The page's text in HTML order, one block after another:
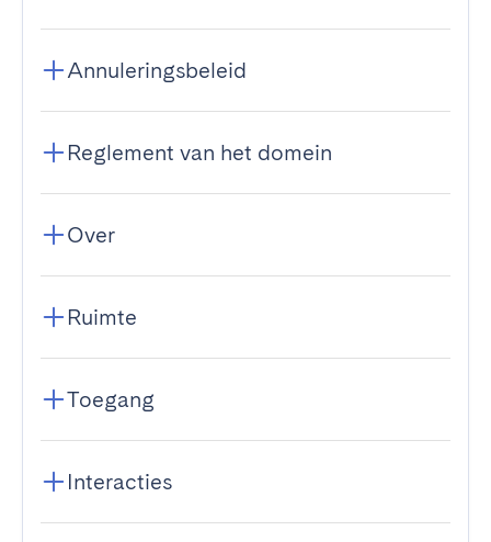
Annuleringsbeleid
Reglement van het domein
Over
Ruimte
Toegang
Interacties